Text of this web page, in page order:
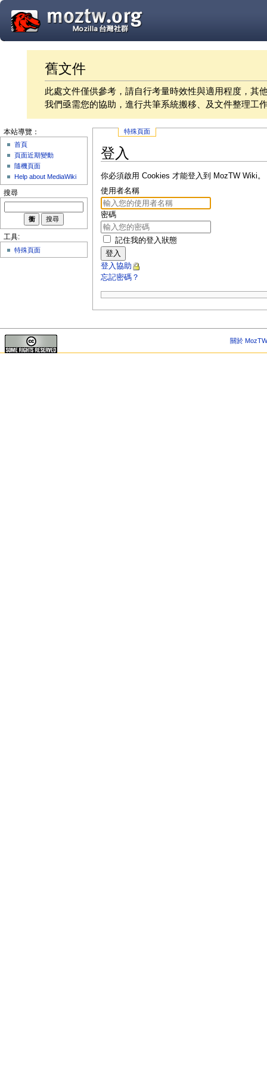
舊文件
此處文件僅供參考，請自行考量時效性與適用程度，其
我們亟需您的協助，進行共筆系統搬移、及文件整理工
特殊頁面
登入
你必須啟用 Cookies 才能登入到 MozTW Wiki。
使用者名稱
密碼
記住我的登入狀態
登入
登入協助
忘記密碼？
本站導覽：
首頁
頁面近期變動
隨機頁面
Help about MediaWiki
搜尋
工具:
特殊頁面
關於